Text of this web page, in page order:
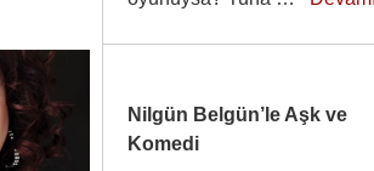
Nilgün Belgün’le Aşk ve
Komedi